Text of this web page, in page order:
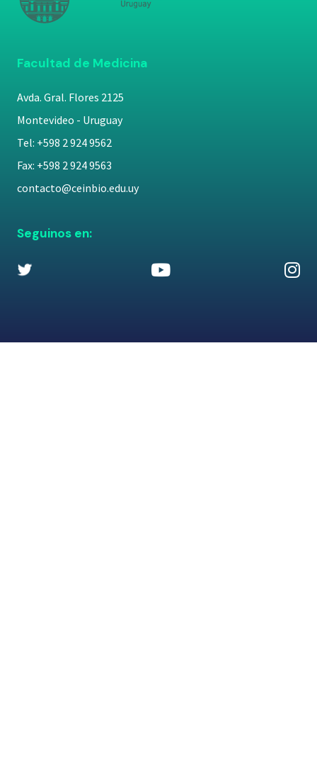
Facultad de Medicina
Avda. Gral. Flores 2125
Montevideo - Uruguay
Tel: +598 2 924 9562
Fax: +598 2 924 9563
contacto@ceinbio.edu.uy
Seguinos en: